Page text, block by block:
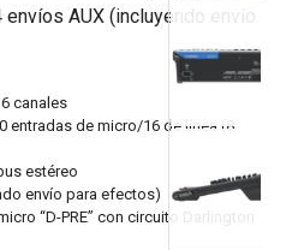
AUX (incluyendo envío
canales
entradas de micro/16 de línea (8
estéreo
envío para efectos)
“D-PRE” con circuito Darlington